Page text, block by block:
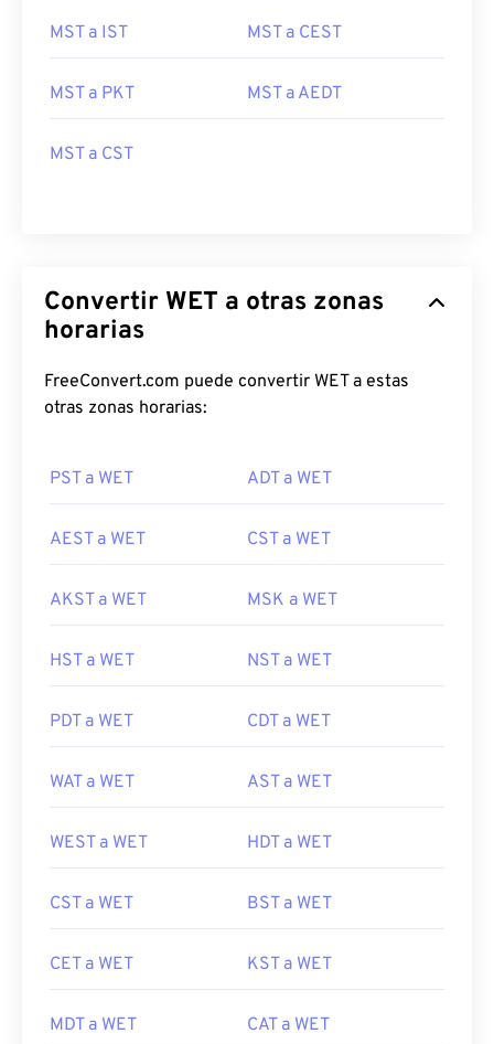
MST a IST MST a CEST
MST a PKT MST a AEDT
MST a CST
Convertir WET a otras zonas
horarias
FreeConvert.com puede convertir WET a estas
otras zonas horarias:
PST a WET ADT a WET
AEST a WET CST a WET
AKST a WET MSK a WET
HST a WET NST a WET
PDT a WET CDT a WET
WAT a WET AST a WET
WEST a WET HDT a WET
CST a WET BST a WET
CET a WET KST a WET
MDT a WET CAT a WET